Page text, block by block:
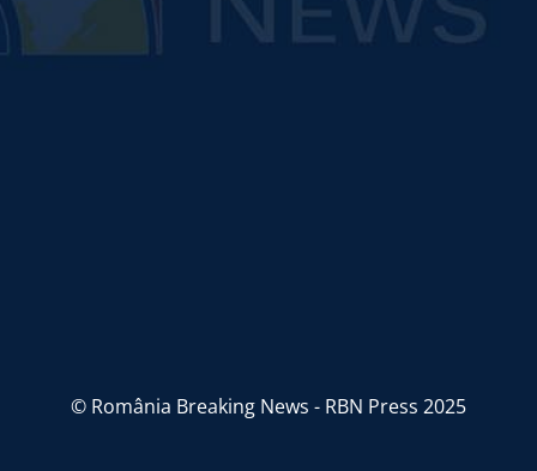
© România Breaking News - RBN Press 2025